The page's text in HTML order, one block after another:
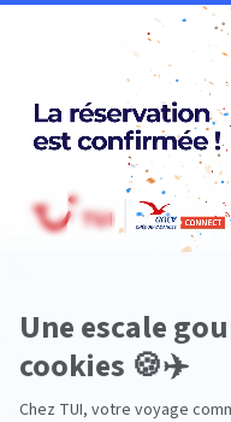
Océan Indien
Nos thématiques
Actif